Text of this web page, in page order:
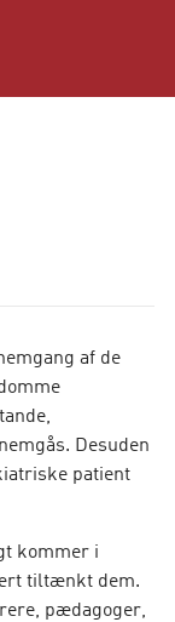
af de
Desuden
patient
kommer i
tiltænkt dem.
pædagoger,